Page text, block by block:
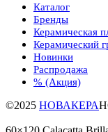
Каталог
Бренды
Керамическая
Керамический
Новинки
Распродажа
% (Акция)
©2025 НОВАКЕРА